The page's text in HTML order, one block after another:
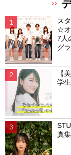
ス
☆オ
7人
グ
【
学
真